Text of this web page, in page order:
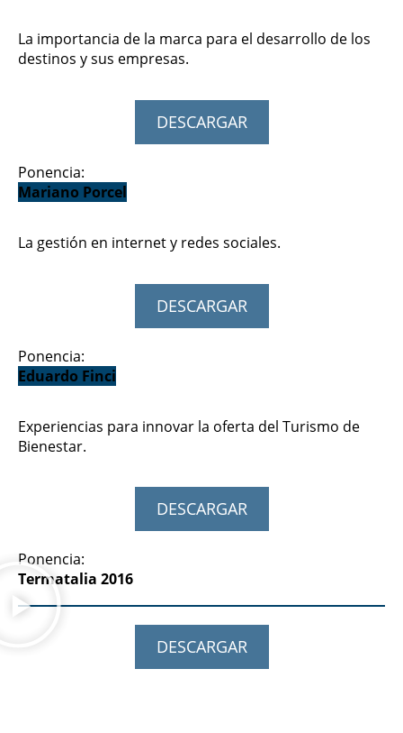
La importancia de la marca para el desarrollo de los
destinos y sus empresas.
DESCARGAR
Ponencia:
Mariano Porcel
La gestión en internet y redes sociales.
DESCARGAR
Ponencia:
Eduardo Finci
Experiencias para innovar la oferta del Turismo de
Bienestar.
DESCARGAR
Ponencia:
Termatalia 2016
DESCARGAR